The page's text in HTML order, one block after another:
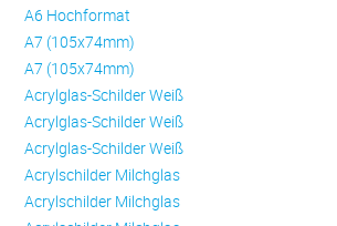
A6 Hochformat
A7 (105x74mm)
A7 (105x74mm)
Acrylglas-Schilder Weiß
Acrylglas-Schilder Weiß
Acrylglas-Schilder Weiß
Acrylschilder Milchglas
Acrylschilder Milchglas